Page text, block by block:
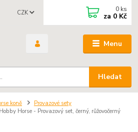
Menu
CZK
Hledat
0 ks
za 0 Kč
koně
Provazové sety
Hobby Horse - Provazový set, černý, růžovočerný